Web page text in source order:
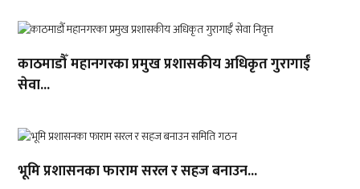
काठमाडौँ महानगरका प्रमुख प्रशासकीय अधिकृत गुरागाईँ
सेवा...
भूमि प्रशासनका फाराम सरल र सहज बनाउन...